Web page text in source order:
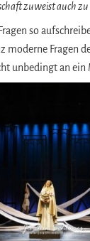
zuweist auch zu
so
moderne Fragen
unbedingt an ein